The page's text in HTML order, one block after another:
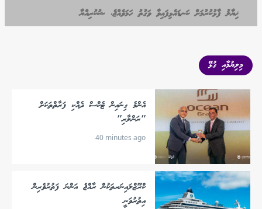
ޚިޔާލު ފާޅުކުރުމަށް ކަނޑައެޅިފައިވާ ވަގުތު ހަމަވެއްޖެ، ޝުކުރިއްޔާ
މިލިޔުމާއި ގުޅޭ
އެންމެ ގިނައިން ޓެކްސް ދެއްކި ފަރާތްތަކަށް
"ރަންލާރި"
40 minutes ago
ކްރޫޒްލައިނަރތަކުން ރާއްޖެ އަންނަ ފަތުރުވެރިން
އިތުރުވަނީ